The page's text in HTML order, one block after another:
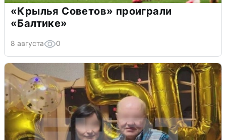
«Крылья Советов» проиграли
«Балтике»
8 августа 0